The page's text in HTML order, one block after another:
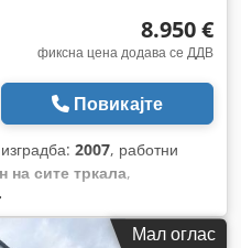
8.950 €
фиксна цена додава се ДДВ
Повикајте
2007, работни
на сите тркала,
Мал оглас